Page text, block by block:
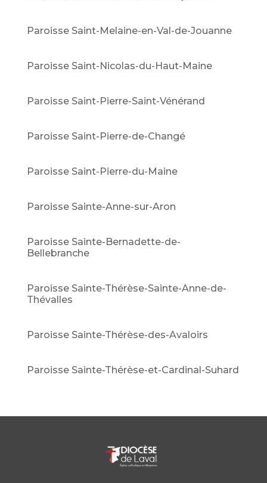
Paroisse Saint-Melaine-en-Val-de-Jouanne
Paroisse Saint-Nicolas-du-Haut-Maine
Paroisse Saint-Pierre-Saint-Vénérand
Paroisse Saint-Pierre-de-Changé
Paroisse Saint-Pierre-du-Maine
Paroisse Sainte-Anne-sur-Aron
Paroisse Sainte-Bernadette-de-
Bellebranche
Paroisse Sainte-Thérèse-Sainte-Anne-de-
Thévalles
Paroisse Sainte-Thérèse-des-Avaloirs
Paroisse Sainte-Thérèse-et-Cardinal-Suhard